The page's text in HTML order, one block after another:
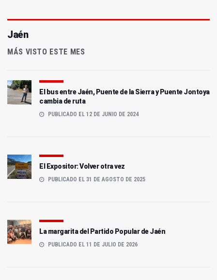
Jaén
MÁS VISTO ESTE MES
El bus entre Jaén, Puente de la Sierra y Puente Jontoya
cambia de ruta
PUBLICADO EL 12 DE JUNIO DE 2024
El Expositor: Volver otra vez
PUBLICADO EL 31 DE AGOSTO DE 2025
La margarita del Partido Popular de Jaén
PUBLICADO EL 11 DE JULIO DE 2026